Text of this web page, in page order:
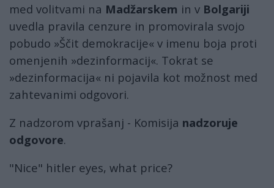
med volitvami na Madžarskem in v Bolgariji
uvedla pravila cenzure in promovirala svojo
pobudo »Ščit demokracije« v imenu boja proti
omenjenih »dezinformacij«. Tokrat se
»dezinformacija« ni pojavila kot možnost med
zahtevanimi odgovori.
Z nadzorom vprašanj - Komisija nadzoruje
odgovore.
"Nice" hitler eyes, what price?